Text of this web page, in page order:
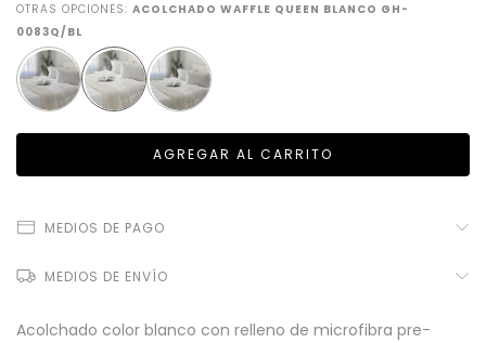
OTRAS OPCIONES: ACOLCHADO WAFFLE QUEEN BLANCO GH-
0083Q/BL
MEDIOS DE PAGO
MEDIOS DE ENVÍO
Acolchado color blanco con relleno de microfibra pre-